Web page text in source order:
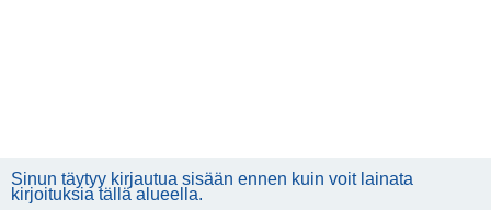
Sinun täytyy kirjautua sisään ennen kuin voit lainata
kirjoituksia tällä alueella.